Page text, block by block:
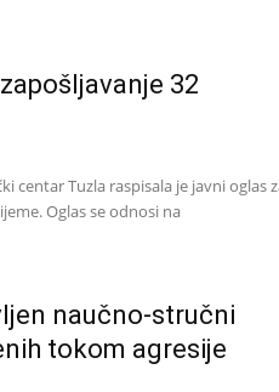
32
centar Tuzla raspisala je javni oglas
Oglas se odnosi na
naučno-stručni
tokom agresije